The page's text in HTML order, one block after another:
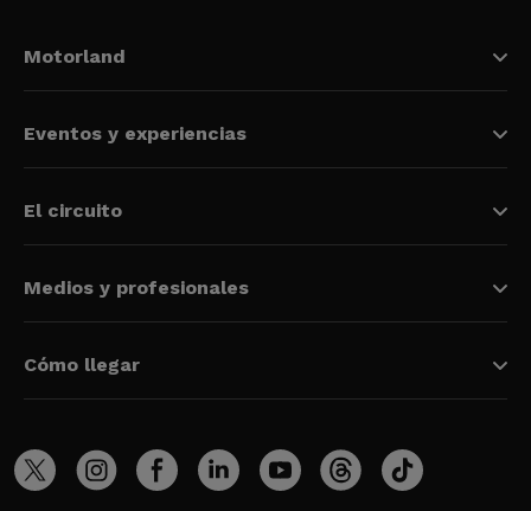
Motorland
Eventos y experiencias
El circuito
Medios y profesionales
Cómo llegar